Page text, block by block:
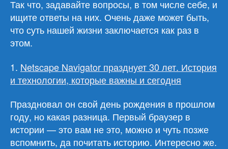
Так что, задавайте вопросы, в том числе себе, и
ищите ответы на них. Очень даже может быть,
что суть нашей жизни заключается как раз в
этом.
1. Netscape Navigator празднует 30 лет. История
и технологии, которые важны и сегодня
Праздновал он свой день рождения в прошлом
году, но какая разница. Первый браузер в
истории — это вам не это, можно и чуть позже
вспомнить, да почитать историю. Интересно же.